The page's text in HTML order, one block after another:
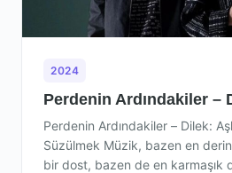
2024
Perdenin Ardındakiler –
Perdenin Ardındakiler – Dilek:
Süzülmek Müzik, bazen en derin
bir dost, bazen de en karmaşık